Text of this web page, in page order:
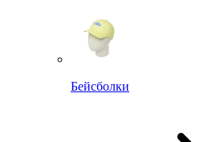
Бейсболки